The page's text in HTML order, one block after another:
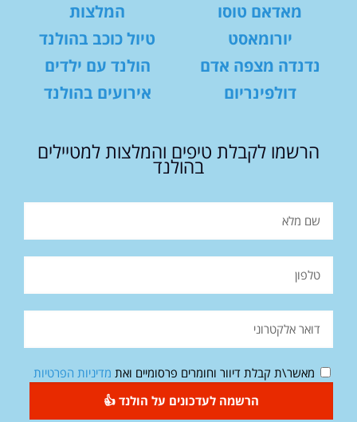
מאדאם טוסו
יורומאסט
נדנדה מצפה אדם
דולפינריום
המלצות
טיול כוכב בהולנד
הולנד עם ילדים
אירועים בהולנד
הרשמו לקבלת טיפים והמלצות למטיילים
בהולנד
מאשר\ת קבלת דיוור וחומרים פרסומיים ואת מדיניות הפרטיות
הרשמה לעדכונים על הולנד 👍